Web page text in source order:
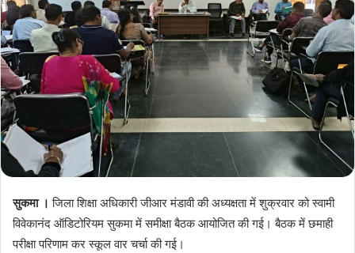
सुकमा । जिला शिक्षा अधिकारी जीआर मंडावी की अध्यक्षता में शुक्रवार को स्वामी
विवेकानंद ऑडिटोरियम सुकमा में समीक्षा बैठक आयोजित की गई। बैठक में छमाही
परीक्षा परिणाम कर स्कूल वार चर्चा की गई।